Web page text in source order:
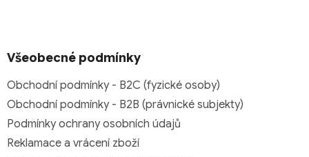
Všeobecné podmínky
Obchodní podmínky - B2C (fyzické osoby)
Obchodní podmínky - B2B (právnické subjekty)
Podmínky ochrany osobních údajů
Reklamace a vrácení zboží